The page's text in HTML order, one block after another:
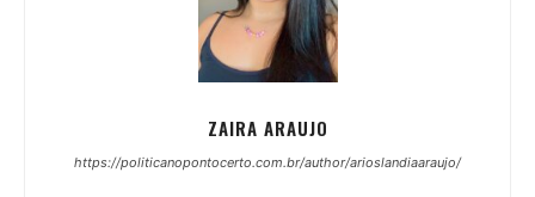
ZAIRA ARAUJO
https://politicanopontocerto.com.br/author/arioslandiaaraujo/